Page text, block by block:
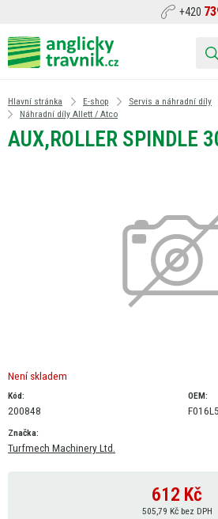
+420
Hlavní stránka E-shop Servis a náhradní díly
Náhradní díly Allett / Atco
AUX,ROLLER SPINDLE
Není skladem
Kód:
200848
OEM:
Značka:
Turfmech Machinery Ltd.
612 Kč
505,79 Kč bez DPH